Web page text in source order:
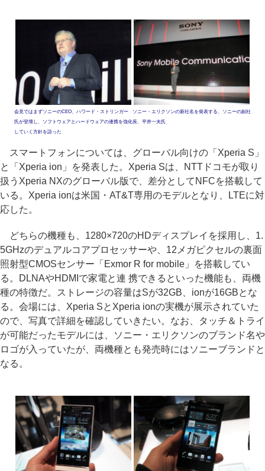
会見ではまずソニーのCEO、ハワード・ストリンガー
氏が登壇し、ソフトウェアとハードウェアの連携を強化
していく方針を語った
ソニー・エリクソンの新社名を発表する、ソニーの副社
長、平井一夫氏
スマートフォンについては、グローバル向けの「Xperia S」
と「Xperia ion」を発表した。Xperia Sは、NTTドコモが取り
扱うXperia NXのグローバル版で、差分としてNFCを搭載して
いる。Xperia ionは米国・AT&T専用のモデルとなり、LTEに対
応した。
どちらの機種も、1280×720のHDディスプレイを採用し、1.
5GHzのデュアルコアプロセッサーや、12メガピクセルの裏面
照射型CMOSセンサー「Exmor R for mobile」を搭載してい
る。DLNAやHDMIで家電と連 携できるといった機能も、両機
種の特徴だ。ストレージの容量はSが32GB、ionが16GBとな
る。会場には、Xperia SとXperia ionの実機が展示されていた
ので、写真で詳細を確認していきたい。なお、タッチ＆トライ
が可能だったモデルには、ソニー・エリクソンのブランド名や
ロゴが入っていたが、両機種とも発売時にはソニーブランドと
なる。